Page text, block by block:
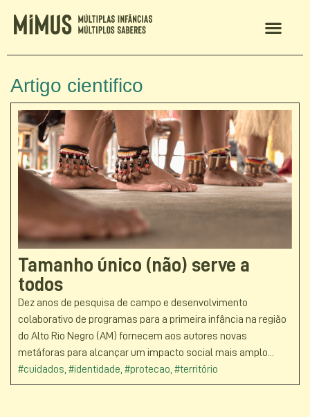
Artigo cientifico
Tamanho único (não) serve a
todos
Dez anos de pesquisa de campo e desenvolvimento
colaborativo de programas para a primeira infância na região
do Alto Rio Negro (AM) fornecem aos autores novas
metáforas para alcançar um impacto social mais amplo...
#cuidados #identidade #protecao #território